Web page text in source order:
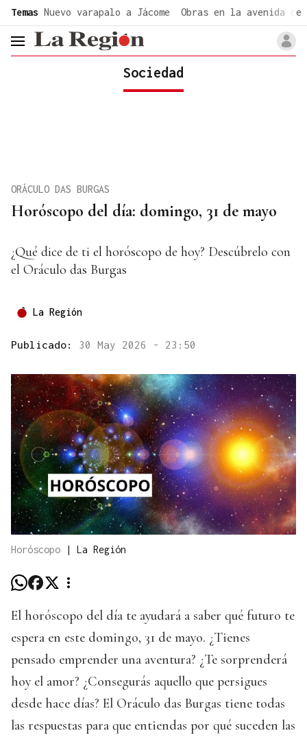
Temas Nuevo varapalo a Jácome Obras en la avenida de
header.menu.open
Sociedad
Horóscopo del día: domingo, 31 de mayo
ORÁCULO DAS BURGAS
¿Qué dice de ti el horóscopo de hoy? Descúbrelo con
el Oráculo das Burgas
La Región
Publicado: 30 May 2026 - 23:50
Horóscopo | La Región
El horóscopo del día te ayudará a saber qué futuro te
espera en este domingo, 31 de mayo. ¿Tienes
pensado emprender una aventura? ¿Te sorprenderá
hoy el amor? ¿Consegurás aquello que persigues
desde hace días? El Oráculo das Burgas tiene todas
las respuestas para que entiendas por qué suceden las